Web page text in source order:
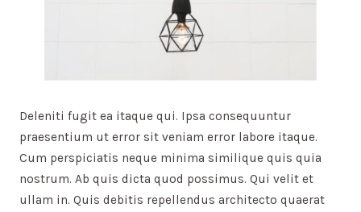
Deleniti fugit ea itaque qui. Ipsa consequuntur
praesentium ut error sit veniam error labore itaque.
Cum perspiciatis neque minima similique quis quia
nostrum. Ab quis dicta quod possimus. Qui velit et
ullam in. Quis debitis repellendus architecto quaerat